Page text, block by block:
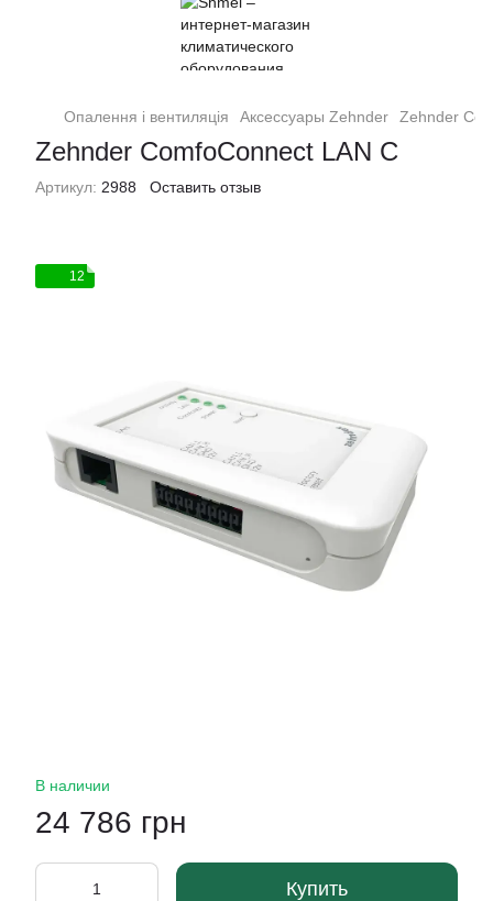
Опалення і вентиляція Аксессуары Zehnder Zehnder
Zehnder ComfoConnect LAN С
Артикул: 2988 Оставить отзыв
12
В наличии
24 786 грн
Купить